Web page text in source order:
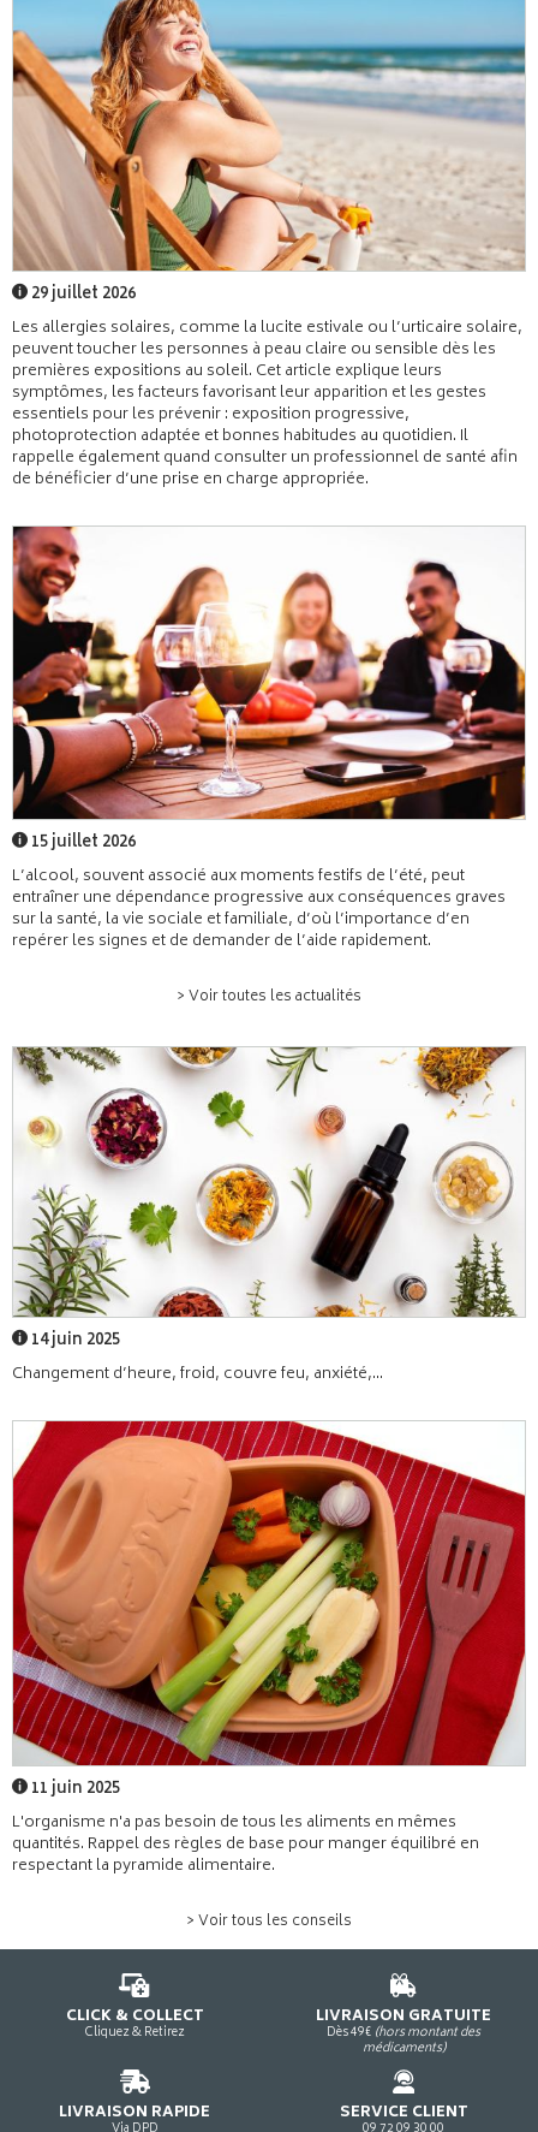
29 juillet 2026
Les allergies solaires, comme la lucite estivale ou l’urticaire solaire,
peuvent toucher les personnes à peau claire ou sensible dès les
premières expositions au soleil. Cet article explique leurs
symptômes, les facteurs favorisant leur apparition et les gestes
essentiels pour les prévenir : exposition progressive,
photoprotection adaptée et bonnes habitudes au quotidien. Il
rappelle également quand consulter un professionnel de santé afin
de bénéficier d’une prise en charge appropriée.
15 juillet 2026
L’alcool, souvent associé aux moments festifs de l’été, peut
entraîner une dépendance progressive aux conséquences graves
sur la santé, la vie sociale et familiale, d’où l’importance d’en
repérer les signes et de demander de l’aide rapidement.
> Voir toutes les actualités
14 juin 2025
Changement d’heure, froid, couvre feu, anxiété,...
11 juin 2025
L'organisme n'a pas besoin de tous les aliments en mêmes
quantités. Rappel des règles de base pour manger équilibré en
respectant la pyramide alimentaire.
> Voir tous les conseils
CLICK & COLLECT
Cliquez & Retirez
LIVRAISON GRATUITE
Dès 49€ (hors montant des
médicaments)
LIVRAISON RAPIDE SERVICE CLIENT